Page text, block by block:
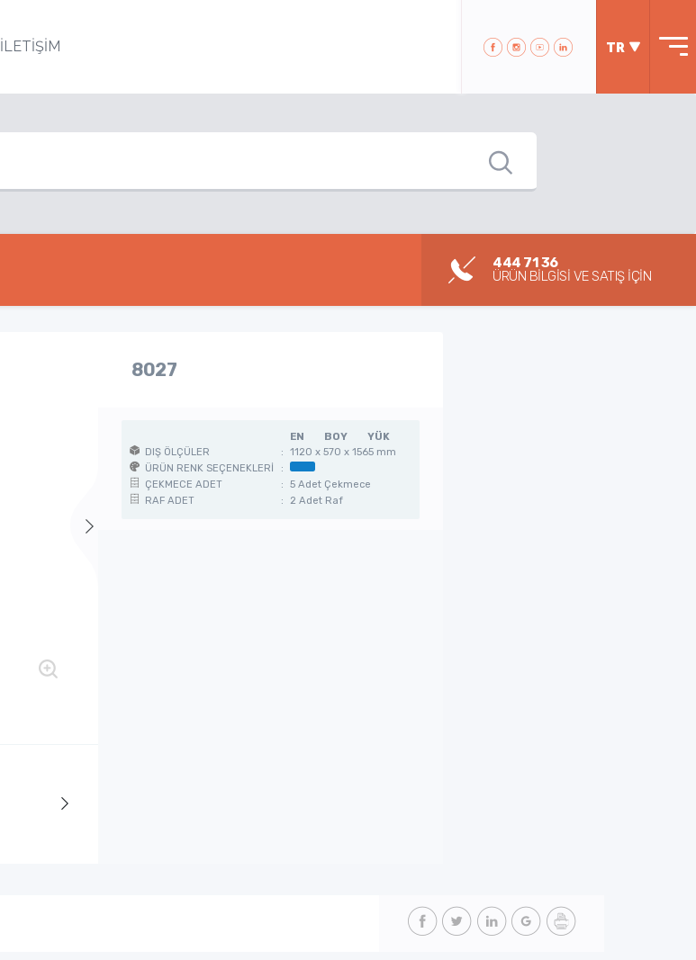
İLETİŞİM TR
444 71 36
ÜRÜN BİLGİSİ VE SATIŞ İÇİN
8027
EN BOY
YÜK
DIŞ ÖLÇÜLER
:
1120 x 570 x 1565 mm
ÜRÜN RENK SEÇENEKLERİ
:
ÇEKMECE ADET
:
5 Adet Çekmece
RAF ADET
: 2 Adet Raf